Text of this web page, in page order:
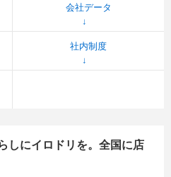
会社データ
社内制度
しにイロドリを。全国に店